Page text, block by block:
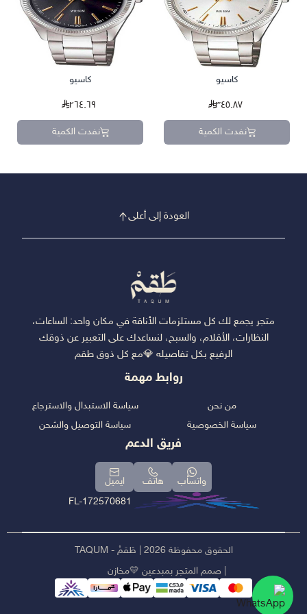
كاسيو
٣٤٥.٨٧
نفدت الكمية
كاسيو
٢٦٤.٦٩
نفدت الكمية
العودة إلى أعلى
متجر يجمع لك كل مستلزمات الأناقة في مكان واحد: الساعات،
النظارات، الأقلام، والسبح، لنساعدك على التعبير عن ذوقك
الرفيع بكل تفاصيله 💎مع كل ذوق طقم
روابط مهمة
من نحن
سياسة الخصوصية
سياسة الاستبدال والاسترجاع
سياسة التوصيل والشحن
فريق الدعم
واتساب هاتف
ايميل
FL-172570681
الحقوق محفوظة 2026 | طَقمْ - TAQUM